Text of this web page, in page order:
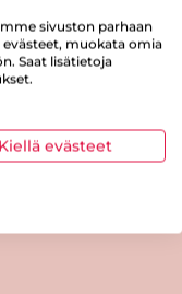
sivuston parhaan
muokata omia
Saat lisätietoja
Kiellä evästeet